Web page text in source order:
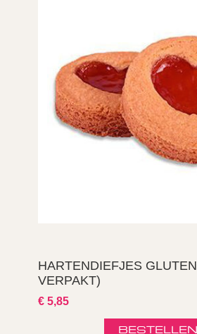
HARTENDIEFJES
VERPAKT)
€ 5,85